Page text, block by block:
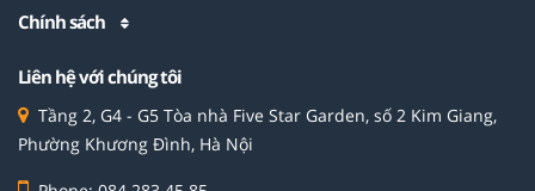
Chính sách
Liên hệ với chúng tôi
Tầng 2, G4 - G5 Tòa nhà Five Star Garden, số 2 Kim Giang,
Phường Khương Đình, Hà Nội